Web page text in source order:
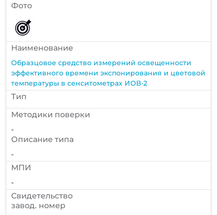
Фото
Наименование
Образцовое средство измерений освещенности
эффективного времени экспонирования и цветовой
температуры в сенситометрах ИОВ-2
Тип
Методики поверки
-
Описание типа
-
МПИ
-
Cвидетельство
завод. номер